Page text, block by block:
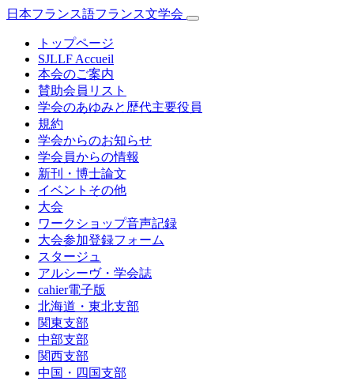
日本フランス語フランス文学会
トップページ
SJLLF Accueil
本会のご案内
賛助会員リスト
学会のあゆみと歴代主要役員
規約
学会からのお知らせ
学会員からの情報
新刊・博士論文
イベントその他
大会
ワークショップ音声記録
大会参加登録フォーム
スタージュ
アルシーヴ・学会誌
cahier電子版
北海道・東北支部
関東支部
中部支部
関西支部
中国・四国支部